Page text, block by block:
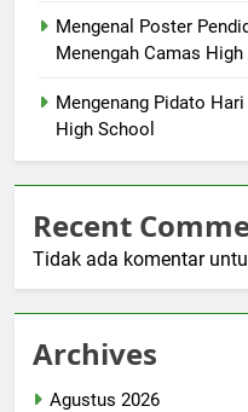
Mengenal Poster
Menengah Camas High
Mengenang Pidato
High School
Recent
Tidak ada komentar
Archives
Agustus 2026